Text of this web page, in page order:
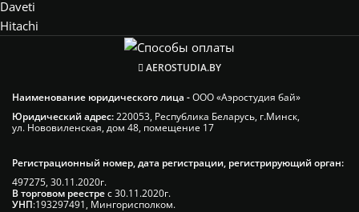
Daveti
Hitachi
AEROSTUDIA.BY
Наименование юридического лица -ООО «Аэростудия бай»
Юридический адрес:220053, Республика Беларусь, г.Минск,
ул. Нововиленская, дом 48, помещение 17
Регистрационный номер, дата регистрации, регистрирующий орган:
497275, 30.11.2020г.
В торговом реестрес 30.11.2020г.
УНП:193297491, Мингорисполком.